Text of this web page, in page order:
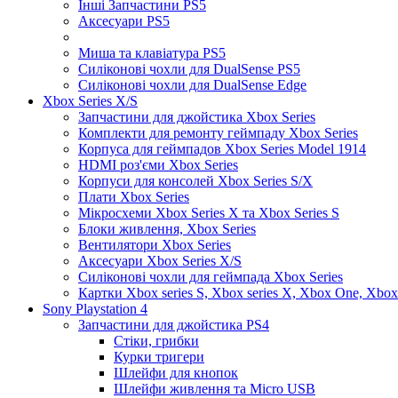
Інші Запчастини PS5
Аксесуари PS5
Миша та клавіатура PS5
Силіконові чохли для DualSense PS5
Силіконові чохли для DualSense Edge
Xbox Series X/S
Запчастини для джойстика Xbox Series
Комплекти для ремонту геймпаду Xbox Series
Корпуса для геймпадов Xbox Series Model 1914
HDMI роз'єми Xbox Series
Корпуси для консолей Xbox Series S/X
Плати Xbox Series
Мікросхеми Xbox Series X та Xbox Series S
Блоки живлення, Xbox Series
Вентилятори Xbox Series
Аксесуари Xbox Series X/S
Силіконові чохли для геймпада Xbox Series
Картки Xbox series S, Xbox series X, Xbox One,
Sony Playstation 4
Запчастини для джойстика PS4
Стіки, грибки
Курки тригери
Шлейфи для кнопок
Шлейфи живлення та Micro USB